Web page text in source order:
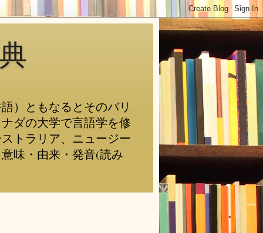
）ともなるとそのバリ
ダの大学で言語学を修
トラリア、ニュージー
味・由来・発音(読み